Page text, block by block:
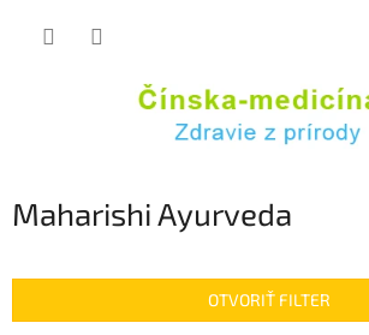
Maharishi Ayurveda
OTVORIŤ FILTER